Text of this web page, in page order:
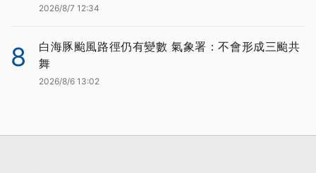
2026/8/7 12:34
8
白海豚颱風路徑仍有變數 氣象署：不會形成三颱共
舞
2026/8/6 13:02